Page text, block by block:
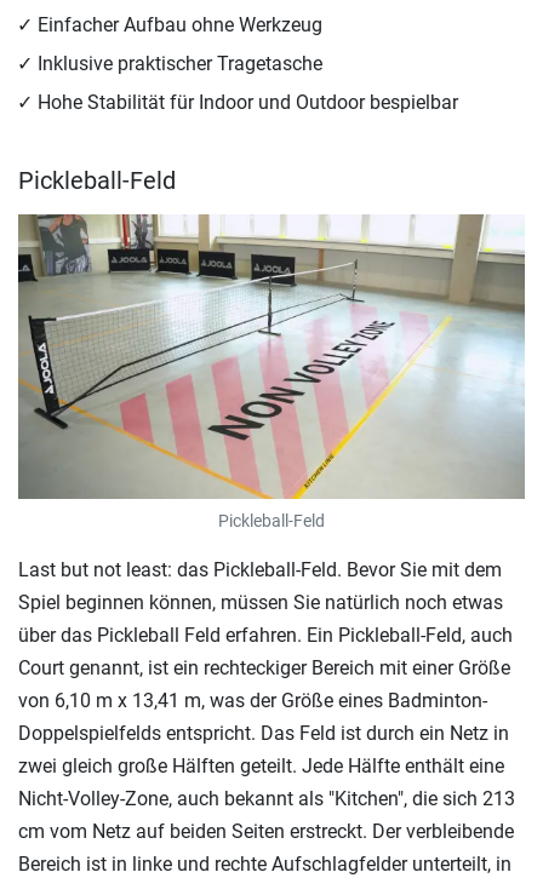
Einfacher Aufbau ohne Werkzeug
Inklusive praktischer Tragetasche
Hohe Stabilität für Indoor und Outdoor bespielbar
Pickleball-Feld
Pickleball-Feld
Last but not least: das Pickleball-Feld. Bevor Sie mit dem
Spiel beginnen können, müssen Sie natürlich noch etwas
über das Pickleball Feld erfahren. Ein Pickleball-Feld, auch
Court genannt, ist ein rechteckiger Bereich mit einer Größe
von 6,10 m x 13,41 m, was der Größe eines Badminton-
Doppelspielfelds entspricht. Das Feld ist durch ein Netz in
zwei gleich große Hälften geteilt. Jede Hälfte enthält eine
Nicht-Volley-Zone, auch bekannt als "Kitchen", die sich 213
cm vom Netz auf beiden Seiten erstreckt. Der verbleibende
Bereich ist in linke und rechte Aufschlagfelder unterteilt, in